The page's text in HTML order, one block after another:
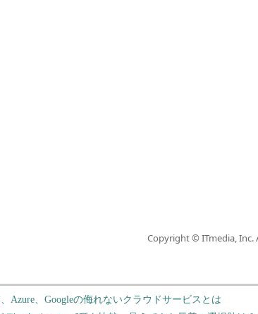
Copyright © ITmedia, Inc.
Azure、Googleの侮れないクラウドサービスとは